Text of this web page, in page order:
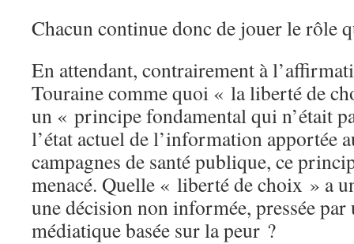
Chacun continue donc de jouer le
En attendant, contrairement à
Touraine comme quoi « la liberté de
un « principe fondamental qui n’était
l’état actuel de l’information apportée
campagnes de santé publique, ce
menacé. Quelle « liberté de choix » a
une décision non informée, pressée par
médiatique basée sur la peur ?